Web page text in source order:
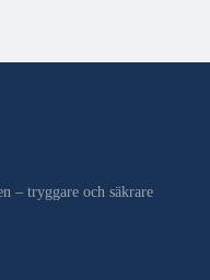
– tryggare och säkrare